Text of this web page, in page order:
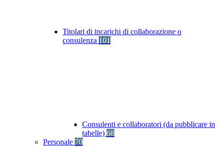
Titolari di incarichi di collaborazione o
consulenza 101
Consulenti e collaboratori (da pubblicare in
tabelle) 68
Personale 70